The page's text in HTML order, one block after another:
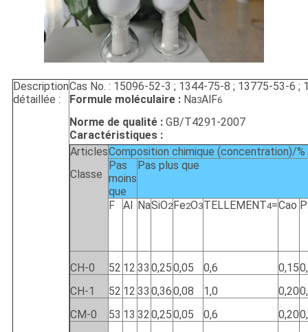
Description
détaillée :
Cas No. : 15096-52-3 ; 1344-75-8 ; 13775-53-6 ;
Formule moléculaire : Na3AlF6
Norme de qualité :GB/T4291-2007
Caractéristiques :
Articles
Classe
Composition chimique (concentration)/%
Pas
moins
que
Pas plus que
F Al NaSiO2 Fe2O3TELLEMENT4=Cao P
CH-0 52 12 33 0,250,05 0,6 0,15
CH-1
52 12 33 0,360,08 1,0 0,20
CM-0
53 13 320,250,05 0,6 0,20